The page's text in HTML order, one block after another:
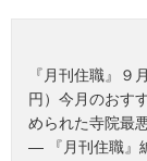
『月刊住職』９
円）今月のおす
められた寺院最
— 『月刊住職』